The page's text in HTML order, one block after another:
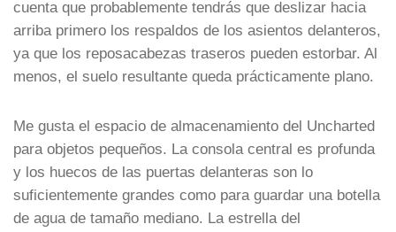
cuenta que probablemente tendrás que deslizar hacia
arriba primero los respaldos de los asientos delanteros,
ya que los reposacabezas traseros pueden estorbar. Al
menos, el suelo resultante queda prácticamente plano.
Me gusta el espacio de almacenamiento del Uncharted
para objetos pequeños. La consola central es profunda
y los huecos de las puertas delanteras son lo
suficientemente grandes como para guardar una botella
de agua de tamaño mediano. La estrella del